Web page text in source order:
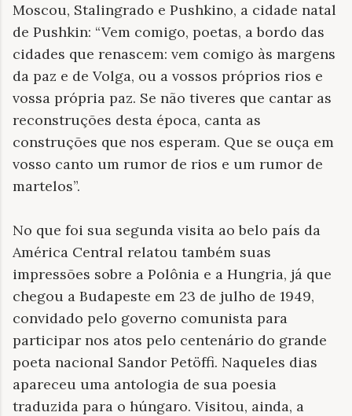
Moscou, Stalingrado e Pushkino, a cidade natal
de Pushkin: “Vem comigo, poetas, a bordo das
cidades que renascem: vem comigo às margens
da paz e de Volga, ou a vossos próprios rios e
vossa própria paz. Se não tiveres que cantar as
reconstruções desta época, canta as
construções que nos esperam. Que se ouça em
vosso canto um rumor de rios e um rumor de
martelos”.
No que foi sua segunda visita ao belo país da
América Central relatou também suas
impressões sobre a Polônia e a Hungria, já que
chegou a Budapeste em 23 de julho de 1949,
convidado pelo governo comunista para
participar nos atos pelo centenário do grande
poeta nacional Sandor Petöffi. Naqueles dias
apareceu uma antologia de sua poesia
traduzida para o húngaro. Visitou, ainda, a